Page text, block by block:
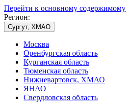
Перейти к основному содержимому
Регион:
Сургут, ХМАО
Москва
Оренбургская область
Курганская область
Тюменская область
Нижневартовск, ХМАО
ЯНАО
Свердловская область